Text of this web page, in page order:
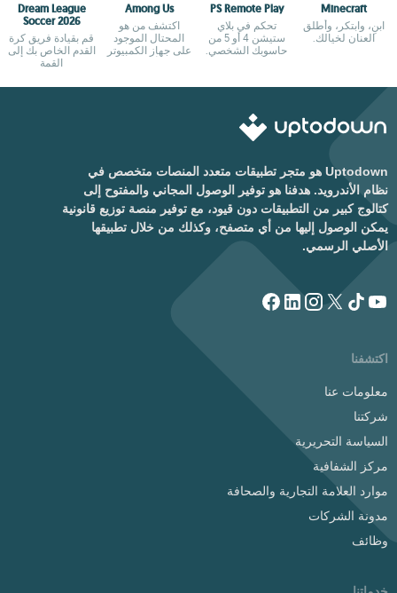
Minecraft
ابنِ، وابتكر، وأطلق
العنان لخيالك.
PS Remote Play
تحكم في بلاي
ستيشن 4 أو 5 من
حاسوبك الشخصي.
Among Us
اكتشف من هو
المحتال الموجود
على جهاز الكمبيوتر
Dream League
Soccer 2026
قم بقيادة فريق كرة
القدم الخاص بك إلى
القمة
Uptodown هو متجر تطبيقات متعدد المنصات متخصص في
نظام الأندرويد. هدفنا هو توفير الوصول المجاني والمفتوح إلى
كتالوج كبير من التطبيقات دون قيود، مع توفير منصة توزيع قانونية
يمكن الوصول إليها من أي متصفح، وكذلك من خلال تطبيقها
الأصلي الرسمي.
اكتشفنا
معلومات عنا
شركتنا
السياسة التحريرية
مركز الشفافية
موارد العلامة التجارية والصحافة
مدونة الشركات
وظائف